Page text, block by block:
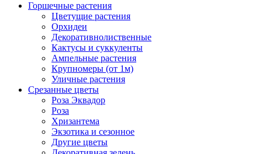
Горшечные растения
Цветущие растения
Орхидеи
Декоративнолиственные
Кактусы и суккуленты
Ампельные растения
Крупномеры (от 1м)
Уличные растения
Срезанные цветы
Роза Эквадор
Роза
Хризантема
Экзотика и сезонное
Другие цветы